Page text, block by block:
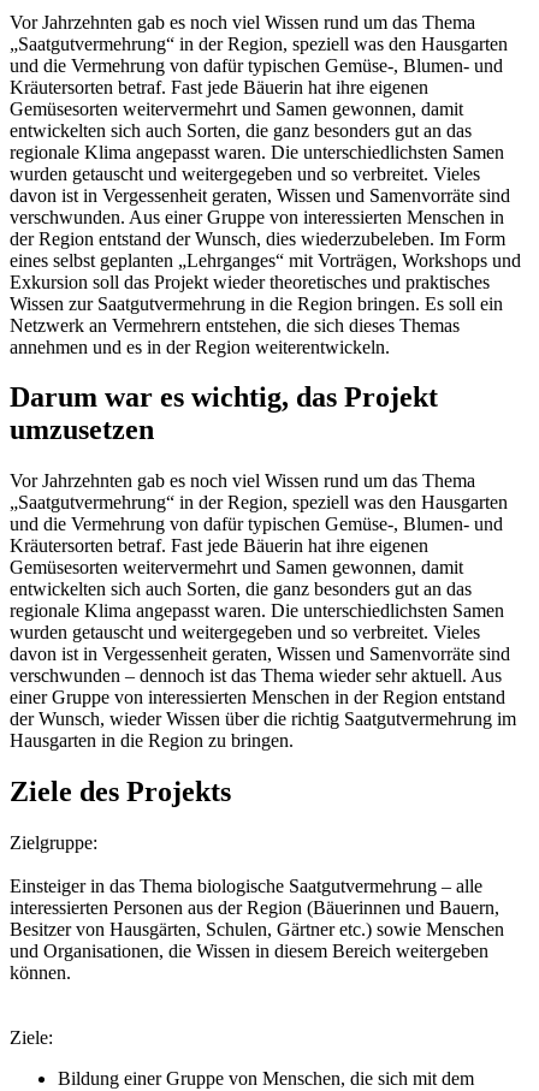
Vor Jahrzehnten gab es noch viel Wissen rund um das Thema
„Saatgutvermehrung“ in der Region, speziell was den Hausgarten
und die Vermehrung von dafür typischen Gemüse-, Blumen- und
Kräutersorten betraf. Fast jede Bäuerin hat ihre eigenen
Gemüsesorten weitervermehrt und Samen gewonnen, damit
entwickelten sich auch Sorten, die ganz besonders gut an das
regionale Klima angepasst waren. Die unterschiedlichsten Samen
wurden getauscht und weitergegeben und so verbreitet. Vieles
davon ist in Vergessenheit geraten, Wissen und Samenvorräte sind
verschwunden. Aus einer Gruppe von interessierten Menschen in
der Region entstand der Wunsch, dies wiederzubeleben. Im Form
eines selbst geplanten „Lehrganges“ mit Vorträgen, Workshops und
Exkursion soll das Projekt wieder theoretisches und praktisches
Wissen zur Saatgutvermehrung in die Region bringen. Es soll ein
Netzwerk an Vermehrern entstehen, die sich dieses Themas
annehmen und es in der Region weiterentwickeln.
Darum war es wichtig, das Projekt
umzusetzen
Vor Jahrzehnten gab es noch viel Wissen rund um das Thema
„Saatgutvermehrung“ in der Region, speziell was den Hausgarten
und die Vermehrung von dafür typischen Gemüse-, Blumen- und
Kräutersorten betraf. Fast jede Bäuerin hat ihre eigenen
Gemüsesorten weitervermehrt und Samen gewonnen, damit
entwickelten sich auch Sorten, die ganz besonders gut an das
regionale Klima angepasst waren. Die unterschiedlichsten Samen
wurden getauscht und weitergegeben und so verbreitet. Vieles
davon ist in Vergessenheit geraten, Wissen und Samenvorräte sind
verschwunden – dennoch ist das Thema wieder sehr aktuell. Aus
einer Gruppe von interessierten Menschen in der Region entstand
der Wunsch, wieder Wissen über die richtig Saatgutvermehrung im
Hausgarten in die Region zu bringen.
Ziele des Projekts
Zielgruppe:
Einsteiger in das Thema biologische Saatgutvermehrung – alle
interessierten Personen aus der Region (Bäuerinnen und Bauern,
Besitzer von Hausgärten, Schulen, Gärtner etc.) sowie Menschen
und Organisationen, die Wissen in diesem Bereich weitergeben
können.
Ziele:
Bildung einer Gruppe von Menschen, die sich mit dem